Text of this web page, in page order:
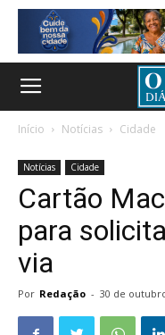
Início Notícias Cidade
Notícias Cidade
Cartão
para
via
Por Redação - 30 de